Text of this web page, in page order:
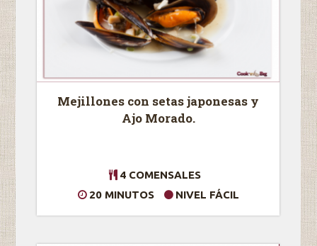
Mejillones con setas japonesas y
Ajo Morado.
4 COMENSALES
20 MINUTOS
NIVEL FÁCIL